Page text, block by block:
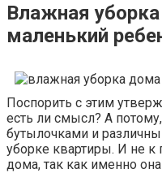
Влажная
маленький
Поспорить с этим
есть ли смысл? А
бутылочками и
уборке квартиры. И не к
дома, так как именно